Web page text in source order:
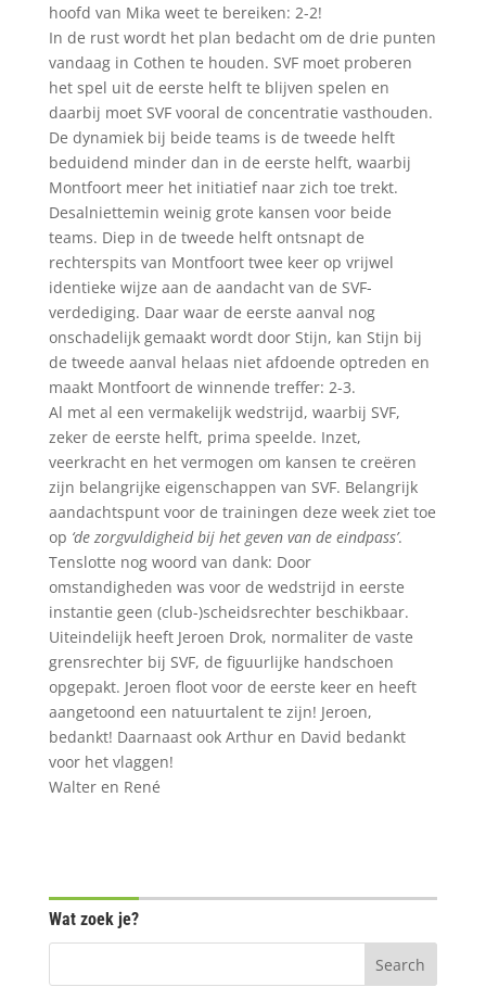
hoofd van Mika weet te bereiken: 2-2!
In de rust wordt het plan bedacht om de drie punten
vandaag in Cothen te houden. SVF moet proberen
het spel uit de eerste helft te blijven spelen en
daarbij moet SVF vooral de concentratie vasthouden.
De dynamiek bij beide teams is de tweede helft
beduidend minder dan in de eerste helft, waarbij
Montfoort meer het initiatief naar zich toe trekt.
Desalniettemin weinig grote kansen voor beide
teams. Diep in de tweede helft ontsnapt de
rechterspits van Montfoort twee keer op vrijwel
identieke wijze aan de aandacht van de SVF-
verdediging. Daar waar de eerste aanval nog
onschadelijk gemaakt wordt door Stijn, kan Stijn bij
de tweede aanval helaas niet afdoende optreden en
maakt Montfoort de winnende treffer: 2-3.
Al met al een vermakelijk wedstrijd, waarbij SVF,
zeker de eerste helft, prima speelde. Inzet,
veerkracht en het vermogen om kansen te creëren
zijn belangrijke eigenschappen van SVF. Belangrijk
aandachtspunt voor de trainingen deze week ziet toe
op ‘de zorgvuldigheid bij het geven van de eindpass’.
Tenslotte nog woord van dank: Door
omstandigheden was voor de wedstrijd in eerste
instantie geen (club-)scheidsrechter beschikbaar.
Uiteindelijk heeft Jeroen Drok, normaliter de vaste
grensrechter bij SVF, de figuurlijke handschoen
opgepakt. Jeroen floot voor de eerste keer en heeft
aangetoond een natuurtalent te zijn! Jeroen,
bedankt! Daarnaast ook Arthur en David bedankt
voor het vlaggen!
Walter en René
Wat zoek je?